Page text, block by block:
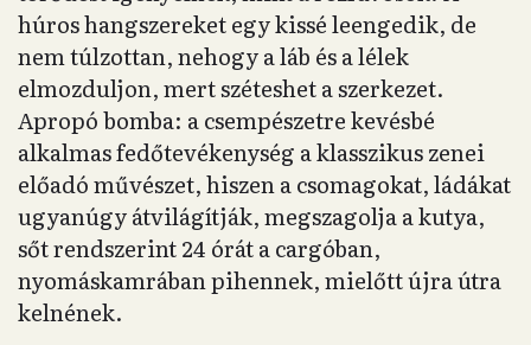
húros hangszereket egy kissé leengedik, de
nem túlzottan, nehogy a láb és a lélek
elmozduljon, mert széteshet a szerkezet.
Apropó bomba: a csempészetre kevésbé
alkalmas fedőtevékenység a klasszikus zenei
előadó művészet, hiszen a csomagokat, ládákat
ugyanúgy átvilágítják, megszagolja a kutya,
sőt rendszerint 24 órát a cargóban,
nyomáskamrában pihennek, mielőtt újra útra
kelnének.